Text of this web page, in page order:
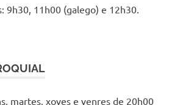
9h30, 11h00 (galego) e 12h30.
martes, xoves e venres de 20h00